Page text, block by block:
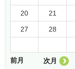
20 21
27 28
前月 次月